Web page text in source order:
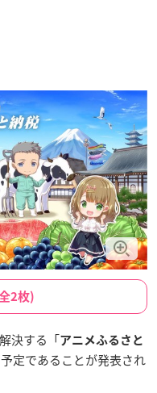
2枚)
決する「アニメふるさと
定であることが発表され